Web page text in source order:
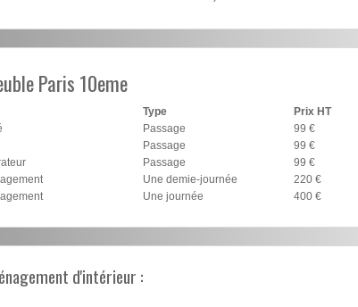
Paris 10eme
Type
Prix HT
Passage
99 €
Passage
99 €
Passage
99 €
Une demie-journée
220 €
Une journée 400 €
d'intérieur :